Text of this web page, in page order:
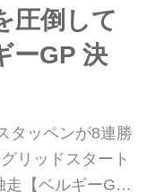
圧倒して
ーGP 決
タッペンが8連勝
リッドスタート
走【ベルギーGP